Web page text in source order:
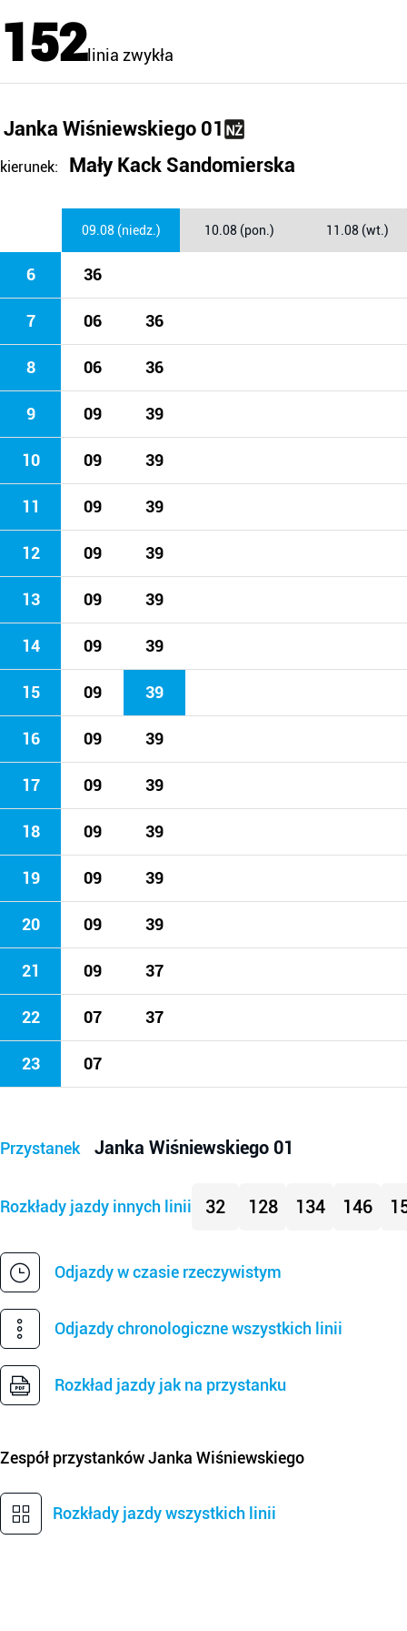
152linia zwykła
Janka Wiśniewskiego 01
kierunek: Mały Kack Sandomierska
09.08 (niedz.) 10.08 (pon.) 11.08 (wt.)
6 36
7 06 36
8 06 36
9 09 39
10 09 39
11 09 39
12 09 39
13 09 39
14 09 39
15 09 39
16 09 39
17 09 39
18 09 39
19 09 39
20 09 39
21 09 37
22 07 37
23 07
Przystanek Janka Wiśniewskiego 01
Rozkłady jazdy innych linii 32 128 134 146
Odjazdy w czasie rzeczywistym
Odjazdy chronologiczne wszystkich linii
Rozkład jazdy jak na przystanku
Zespół przystankówJanka Wiśniewskiego
Rozkłady jazdy wszystkich linii